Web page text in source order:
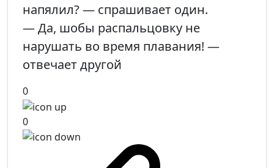
напялил? — спрашивает один.
— Да, шобы распальцовку не
нарушать во время плавания! —
отвечает другой
0
0